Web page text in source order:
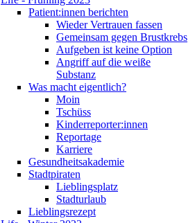
Patient:innen berichten
Wieder Vertrauen fassen
Gemeinsam gegen Brustkrebs
Aufgeben ist keine Option
Angriff auf die weiße
Substanz
Was macht eigentlich?
Moin
Tschüss
Kinderreporter:innen
Reportage
Karriere
Gesundheitsakademie
Stadtpiraten
Lieblingsplatz
Stadturlaub
Lieblingsrezept